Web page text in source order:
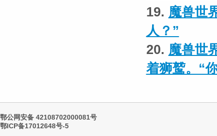
19. 魔兽世
人？”
20. 魔兽世
着狮鹫。“
鄂公网安备 42108702000081号
鄂ICP备17012648号-5